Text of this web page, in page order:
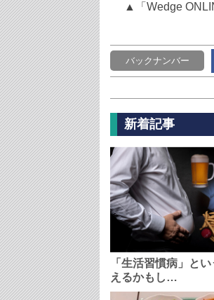
▲「Wedge
バックナンバー
新着記事
「生活習慣病」と
えるかもし…